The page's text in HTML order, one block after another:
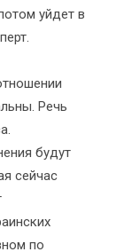
уйдет в
Речь
будут
сейчас
по